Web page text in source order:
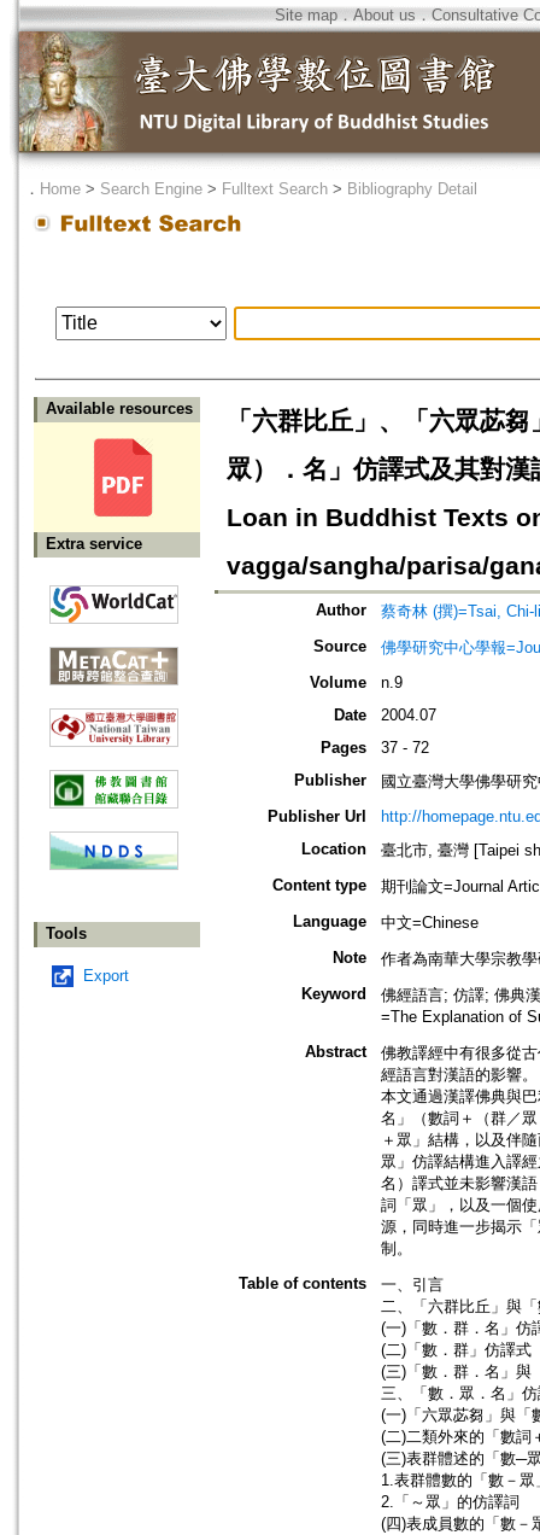
Site map．About us ． Consultative
． Home > Search Engine > Fulltext Search > Bibliography Detail
Available resources
Extra service
Tools
Export
「六群比丘」、「六眾苾
眾）．名」仿譯式及其對
Loan in Buddhist Texts
vagga/sangha/parisa/
Author
蔡奇林 (撰)=Tsai, Chi-
Source
佛學研究中心學報
Volume
n.9
Date
2004.07
Pages
37 - 72
Publisher
國立臺灣大學佛學研
Publisher Url
http://
Location
臺北市, 臺灣 [Taipei
Content type
期刊論文=Journal
Language
中文=Chinese
Note
作者為南華大學宗教
Keyword
佛經語言; 仿譯; 佛典
=The Explanation of
Abstract
佛教譯經中有很多從
經語言對漢語的影響。
本文通過漢譯佛典與
名」（數詞＋（群／
＋眾」結構，以及伴
眾」仿譯結構進入譯
名）譯式並未影響漢
詞「眾」，以及一個
源，同時進一步揭示
制。
Table of contents
一、引言
二、「六群比丘」與
(一)「數．群．名」仿
(二)「數．群」仿譯式
(三)「數．群．名」與
三、「數．眾．名」
(一)「六眾苾芻」與「
(二)二類外來的「數詞
(三)表群體述的「數─
1.表群體數的「數－
2.「～眾」的仿譯詞
(四)表成員數的「數－